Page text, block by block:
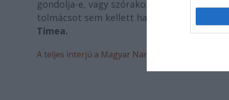
gondolja-e, vagy szórakozik, hogy az első
tolmácsot sem kellett használnunk,
Tímea.
A teljes interjú a Magyar Narancsban olvasható.